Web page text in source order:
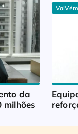
da
milhões
VaiVém